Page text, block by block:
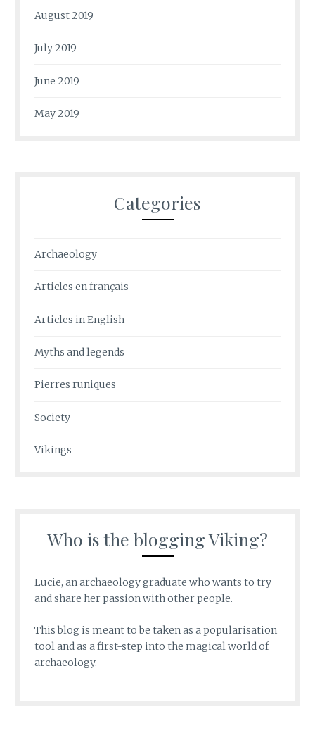
August 2019
July 2019
June 2019
May 2019
Categories
Archaeology
Articles en français
Articles in English
Myths and legends
Pierres runiques
Society
Vikings
Who is the blogging Viking?
Lucie, an archaeology graduate who wants to try
and share her passion with other people.
This blog is meant to be taken as a popularisation
tool and as a first-step into the magical world of
archaeology.